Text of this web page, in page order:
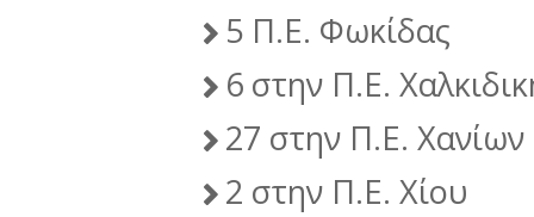
5 Π.Ε. Φωκίδας
6 στην Π.Ε.
27 στην Π.Ε. Χανίων
2 στην Π.Ε. Χίου